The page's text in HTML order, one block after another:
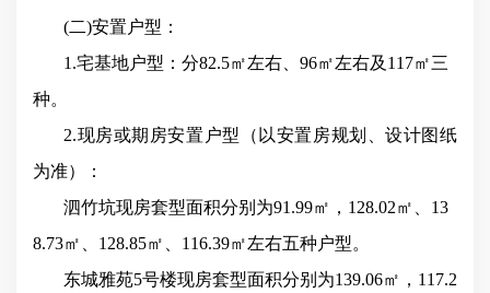
(二)安置户型：
1.宅基地户型：分82.5㎡左右、96㎡左右及117㎡三
种。
2.现房或期房安置户型（以安置房规划、设计图纸
为准）：
泗竹坑现房套型面积分别为91.99㎡，128.02㎡、13
8.73㎡、128.85㎡、116.39㎡左右五种户型。
东城雅苑5号楼现房套型面积分别为139.06㎡，117.2